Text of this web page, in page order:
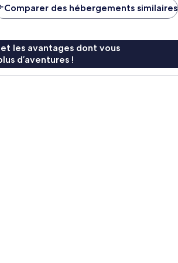
de
Comparer des hébergements similaires
les avantages dont vous
d’aventures !